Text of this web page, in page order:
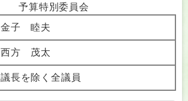
予算特別委員会
金子 睦夫
西方 茂太
議長を除く全議員